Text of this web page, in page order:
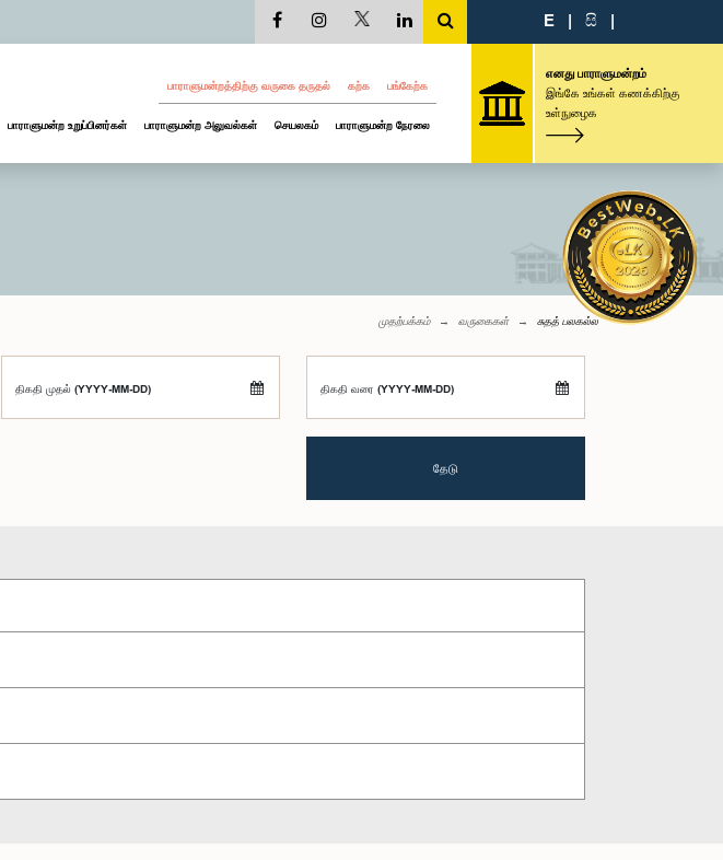
E | සි |
பாராளுமன்றத்திற்கு வருகை தருதல் கற்க பங்கேற்க
பாராளுமன்ற உறுப்பினர்கள் பாராளுமன்ற அலுவல்கள் செயலகம் பாராளுமன்ற நேரலை
எனது பாராளுமன்றம்
இங்கே உங்கள் கணக்கிற்கு
உள்நுழைக
முதற்பக்கம் வருகைகள் சுதத் பலகல்ல
திகதி முதல் (YYYY-MM-DD) திகதி வரை (YYYY-MM-DD)
தேடு